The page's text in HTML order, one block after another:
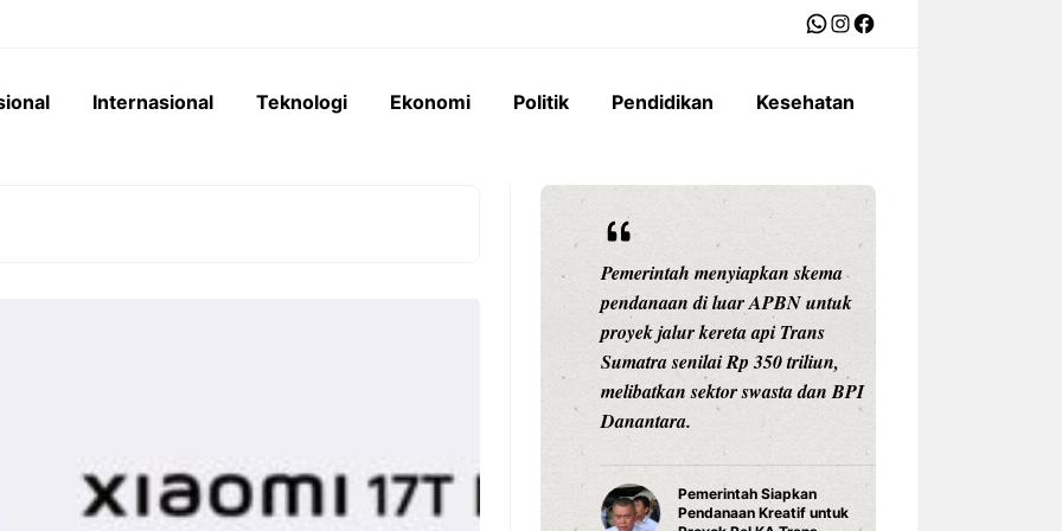
WhatsApp
Instagram
Facebook
Internasional Teknologi Ekonomi Politik Pendidikan Kesehatan
Mangkrak,
Jadi Biang Keladi
Sektor Konstruksi Jadi
Bintang Baru Berkat
Pemerintah menyiapkan skema
pendanaan di luar APBN untuk
proyek jalur kereta api Trans
Sumatra senilai Rp 350 triliun,
melibatkan sektor swasta dan BPI
Danantara.
Pemerintah Siapkan
Pendanaan Kreatif untuk